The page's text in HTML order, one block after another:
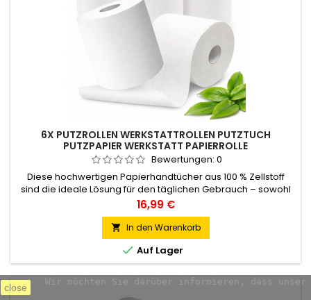
6X PUTZROLLEN WERKSTATTROLLEN PUTZTUCH
PUTZPAPIER WERKSTATT PAPIERROLLE
Bewertungen: 0
Diese hochwertigen Papierhandtücher aus 100 % Zellstoff
sind die ideale Lösung für den täglichen Gebrauch – sowohl
in der Gastronomie, in Büros und Werkstätten als auch im
privaten Haushalt. Dank der 2-lagigen Struktur sind sie
besonders strapazierfähig und bieten eine sehr gute
Saugkraft, wodurch Flüssigkeiten schnell und effizient
aufgenommen werden...
Preis
16,99 €
 In den Warenkorb
 Auf Lager
close
Wir möchten Sie darüber informieren, dass